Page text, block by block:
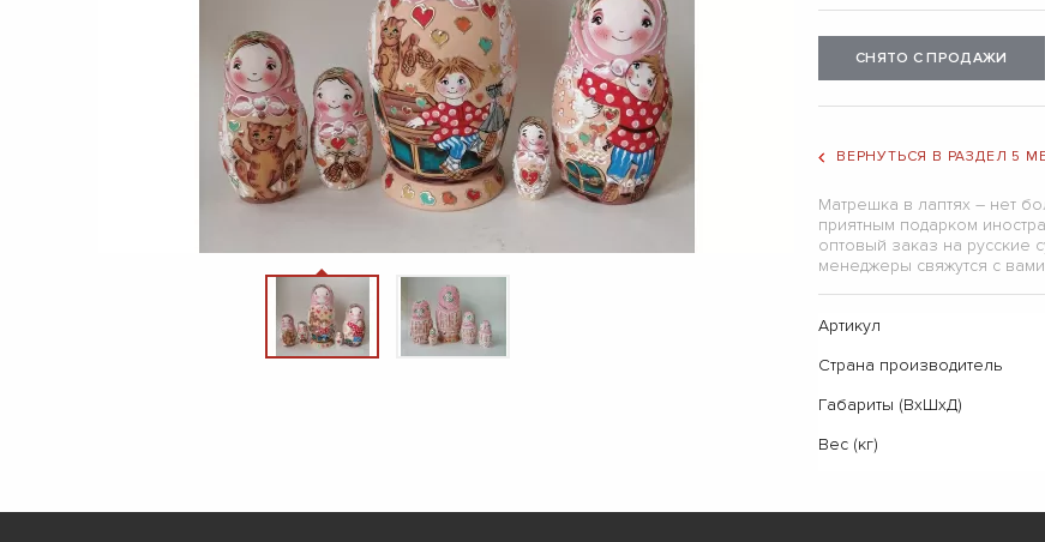
СНЯТО С ПРОДАЖИ
ВЕРНУТЬСЯ В РАЗДЕЛ 5
Матрешка в лаптях – нет
приятным подарком
оптовый заказ на русские
менеджеры свяжутся с
Артикул
Страна производитель
Габариты (ВхШхД)
Вес (кг)